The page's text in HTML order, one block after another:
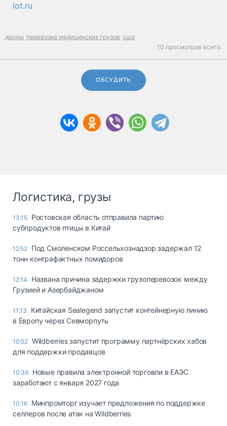
iot.ru
дроны перевозка медицинских грузов сша
10 просмотров всего.
ОБСУДИТЬ
Логистика, грузы
13:15 Ростовская область отправила партию
субпродуктов птицы в Китай
12:52 Под Смоленском Россельхознадзор задержал 12
тонн контрафактных помидоров
12:14
Названа причина задержки грузоперевозок между
Грузией и Азербайджаном
11:13
Китайская Sealegend запустит контейнерную линию
в Европу через Севморпуть
10:52 Wildberries запустит программу партнёрских хабов
для поддержки продавцов
10:36 Новые правила электронной торговли в ЕАЭС
заработают с января 2027 года
10:16 Минпромторг изучает предложения по поддержке
селлеров после атак на Wildberries